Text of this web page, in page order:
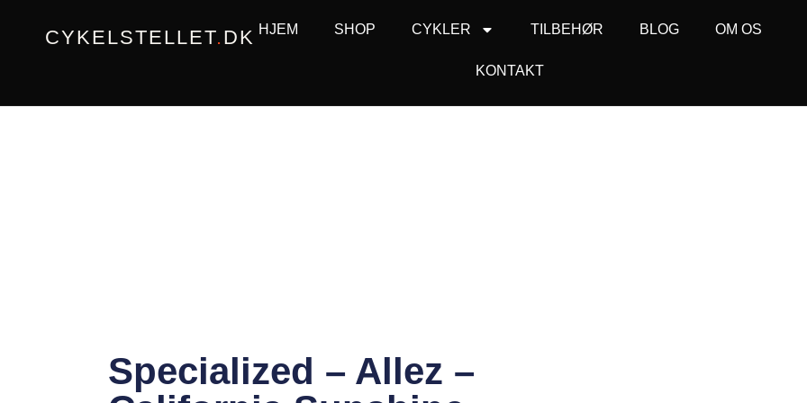
CYKELSTELLET.DK HJEM SHOP CYKLER TILBEHØR BLOG OM OS
KONTAKT
Specialized – Allez –